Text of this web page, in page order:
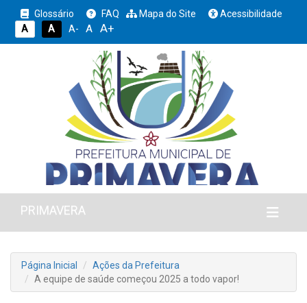
Glossário FAQ Mapa do Site
Acessibilidade
A
A A- A A+
PRIMAVERA
Página Inicial
Ações da Prefeitura
A equipe de saúde começou 2025 a todo vapor!